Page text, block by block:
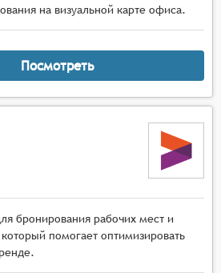
на визуальной карте офиса.
Посмотреть
бронирования рабочих мест и
помогает оптимизировать